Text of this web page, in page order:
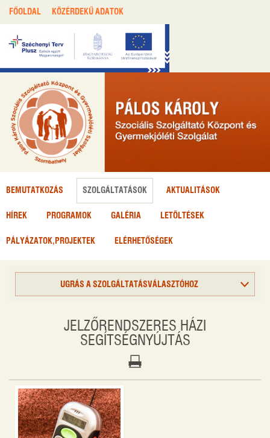
FŐOLDAL KÖZÉRDEKŰ ADATOK
BEMUTATKOZÁS SZOLGÁLTATÁSOK AKTUALITÁSOK
HÍREK PROGRAMOK GALÉRIA LETÖLTÉSEK
PÁLYÁZATOK, PROJEKTEK ELÉRHETŐSÉGEK
UGRÁS A SZOLGÁLTATÁSVÁLASZTÓHOZ
JELZŐRENDSZERES HÁZI
SEGÍTSÉGNYÚJTÁS